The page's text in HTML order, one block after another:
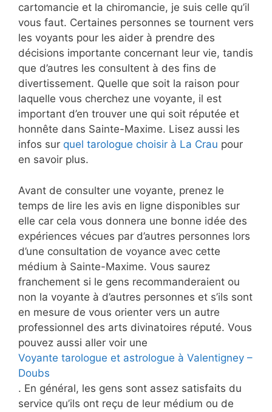
cartomancie et la chiromancie, je suis celle qu’il
vous faut. Certaines personnes se tournent vers
les voyants pour les aider à prendre des
décisions importante concernant leur vie, tandis
que d’autres les consultent à des fins de
divertissement. Quelle que soit la raison pour
laquelle vous cherchez une voyante, il est
important d’en trouver une qui soit réputée et
honnête dans Sainte-Maxime. Lisez aussi les
infos sur quel tarologue choisir à La Crau pour
en savoir plus.
Avant de consulter une voyante, prenez le
temps de lire les avis en ligne disponibles sur
elle car cela vous donnera une bonne idée des
expériences vécues par d’autres personnes lors
d’une consultation de voyance avec cette
médium à Sainte-Maxime. Vous saurez
franchement si le gens recommanderaient ou
non la voyante à d’autres personnes et s’ils sont
en mesure de vous orienter vers un autre
professionnel des arts divinatoires réputé. Vous
pouvez aussi aller voir une
Voyante tarologue et astrologue à Valentigney –
Doubs
. En général, les gens sont assez satisfaits du
service qu’ils ont reçu de leur médium ou de